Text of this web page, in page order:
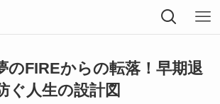
のFIREからの転落！早期退
ぐ人生の設計図